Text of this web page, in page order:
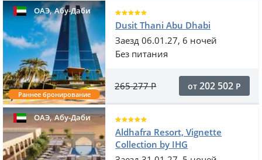
ОАЭ,Абу-Даби
Раннее бронирование
Dusit Thani Abu Dhabi
Заезд 06.01.27, 6 ночей
Без питания
265 277Р от 202 502 Р
ОАЭ,Абу-Даби
Aldhafra Resort, Vignette
Collection by IHG